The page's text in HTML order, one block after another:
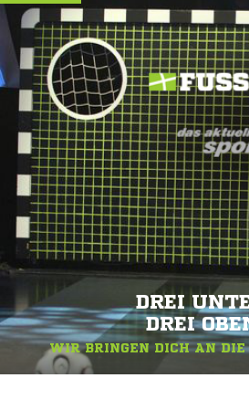
DREI
DREI
WIR BRINGEN DICH AN DIE